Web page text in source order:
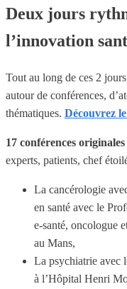
Deux jours
l’innovation
Tout au long de ces 2
autour de conférences,
thématiques. Découvrez
17 conférences originales
experts, patients, chef
La cancérologie
en santé avec le
e-santé, oncologue
au Mans,
La psychiatrie avec
à l’Hôpital Henri